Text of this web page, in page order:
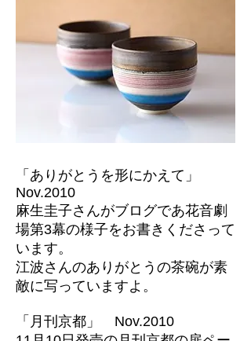
「ありがとうを形にかえて」
Nov.2010
麻生圭子さんがブログであ花音劇
場第3幕の様子をお書きくださって
います。
江波さんのありがとうの茶碗が素
敵に写っていますよ。
「月刊京都」 Nov.2010